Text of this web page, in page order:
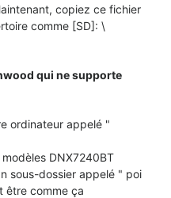
copiez ce fichier
comme [SD]: \
qui ne supporte
ordinateur appelé "
DNX7240BT
sous-dossier appelé " poi
être comme ça